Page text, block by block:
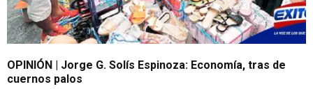
OPINIÓN | Jorge G. Solís Espinoza: Economía, tras de
cuernos palos